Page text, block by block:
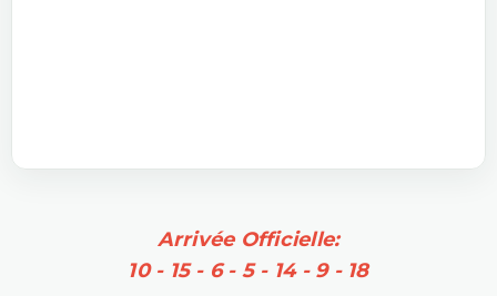
Arrivée Officielle:
10 - 15 - 6 - 5 - 14 - 9 - 18